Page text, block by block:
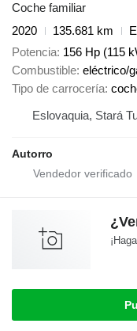
Coche familiar
2020
135.681 km
Potencia 156 Hp (115
Combustible eléctrico/
Tipo de carrocería
Eslovaquia, Stará
Autorro